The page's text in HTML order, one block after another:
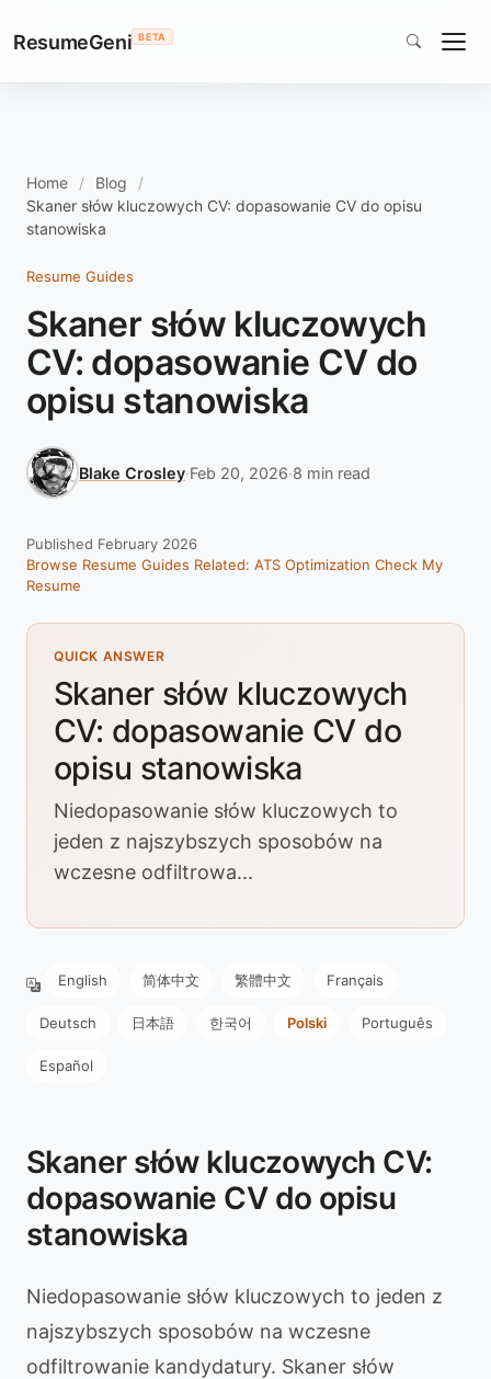
ResumeGeni BETA
Home
Blog
Skaner słów kluczowych CV: dopasowanie CV do opisu
stanowiska
Resume Guides
Skaner słów kluczowych
CV: dopasowanie CV do
opisu stanowiska
Blake Crosley·Feb 20, 2026·8 min read
Published February 2026
Browse Resume Guides Related: ATS Optimization Check My
Resume
QUICK ANSWER
Skaner słów kluczowych
CV: dopasowanie CV do
opisu stanowiska
Niedopasowanie słów kluczowych to
jeden z najszybszych sposobów na
wczesne odfiltrowa...
English 简体中文 繁體中文 Français
Deutsch 日本語 한국어 Polski Português
Español
Skaner słów kluczowych CV:
dopasowanie CV do opisu
stanowiska
Niedopasowanie słów kluczowych to jeden z
najszybszych sposobów na wczesne
odfiltrowanie kandydatury. Skaner słów